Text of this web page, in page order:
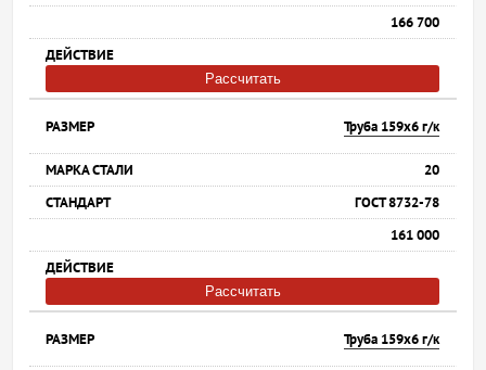
166 700
Рассчитать
Труба 159х6 г/к
20
ГОСТ 8732-78
161 000
Рассчитать
Труба 159х6 г/к